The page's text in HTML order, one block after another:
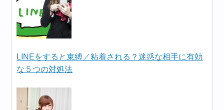
LINEをすると束縛／粘着される？迷惑な相手に有効
な５つの対処法